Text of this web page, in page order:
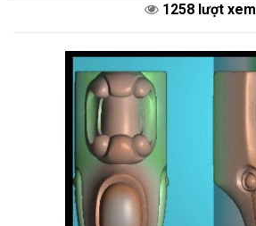
1258 lượt xem